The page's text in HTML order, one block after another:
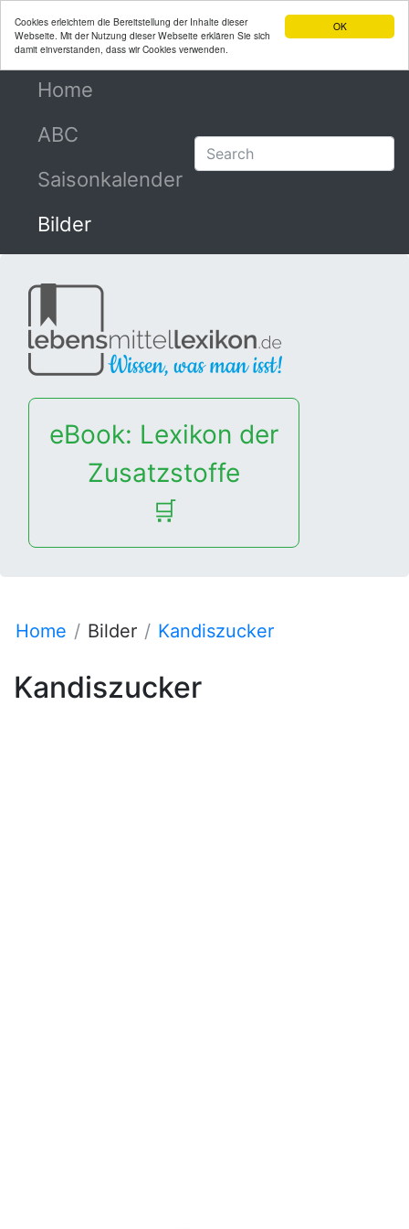
OK
Cookies erleichtern die Bereitstellung der Inhalte dieser
Webseite. Mit der Nutzung dieser Webseite erklären Sie sich
damit einverstanden, dass wir Cookies verwenden.
Home
ABC
Saisonkalender
Bilder
eBook: Lexikon der
Zusatzstoffe
🛒
Home Bilder Kandiszucker
Kandiszucker